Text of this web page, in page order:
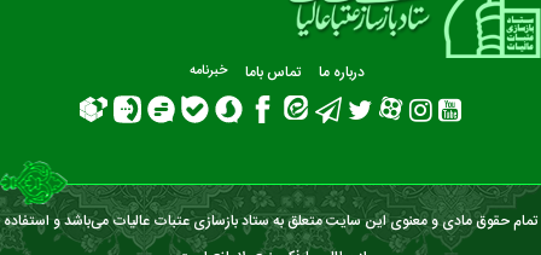
درباره ما تماس باما خبرنامه
تمام حقوق مادی و معنوی این سایت متعلق به ستاد بازسازی عتبات عالیات می‌باشد و استفاده